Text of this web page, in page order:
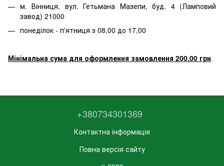
м. Вінниця, вул. Гетьмана Мазепи, буд. 4 (Ламповий
завод) 21000
понеділок - п'ятниця з 08,00 до 17,00
Мінімальна сума для оформлення замовлення 200.00 грн
+380734301369
Контактна інформація
Повна версія сайту